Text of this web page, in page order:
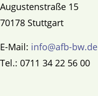
Augustenstraße 15
70178 Stuttgart
E-Mail: info@afb-bw.de
Tel.: 0711 34 22 56 00